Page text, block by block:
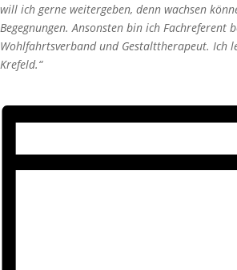
will ich gerne weitergeben, denn wachsen
Begegnungen. Ansonsten bin ich Fachreferent
Wohlfahrtsverband und Gestalttherapeut. Ich
Krefeld.“